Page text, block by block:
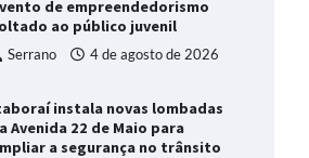
de empreendedorismo
ao público juvenil
Serrano 4 de agosto de 2026
instala novas lombadas
Avenida 22 de Maio para
a segurança no trânsito